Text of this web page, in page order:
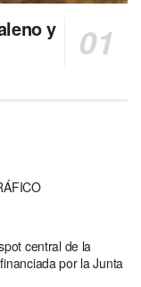
y
central de la
por la Junta